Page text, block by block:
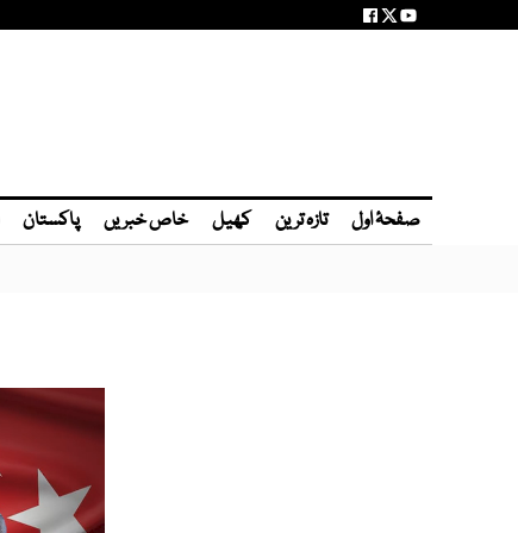
صفحۂ اول تازہ ترین کھیل خاص خبریں پاکستان